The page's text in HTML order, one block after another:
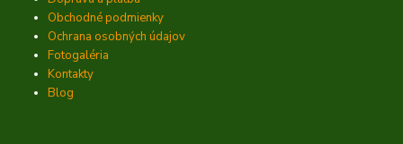
Obchodné podmienky
Ochrana osobných údajov
Fotogaléria
Kontakty
Blog